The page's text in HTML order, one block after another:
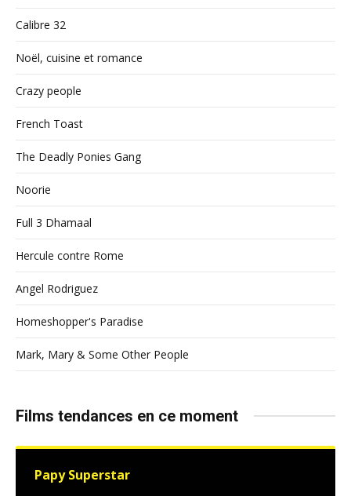
Calibre 32
Noël, cuisine et romance
Crazy people
French Toast
The Deadly Ponies Gang
Noorie
Full 3 Dhamaal
Hercule contre Rome
Angel Rodriguez
Homeshopper's Paradise
Mark, Mary & Some Other People
Films tendances en ce moment
Papy Superstar